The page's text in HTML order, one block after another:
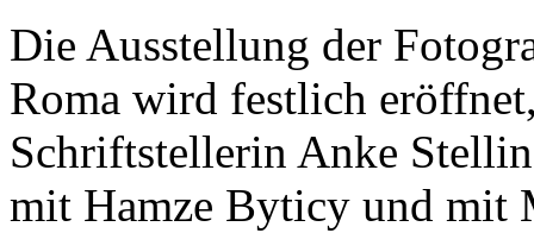
Die Ausstellung der
Roma wird festlich
Schriftstellerin Anke
mit Hamze Byticy und mit